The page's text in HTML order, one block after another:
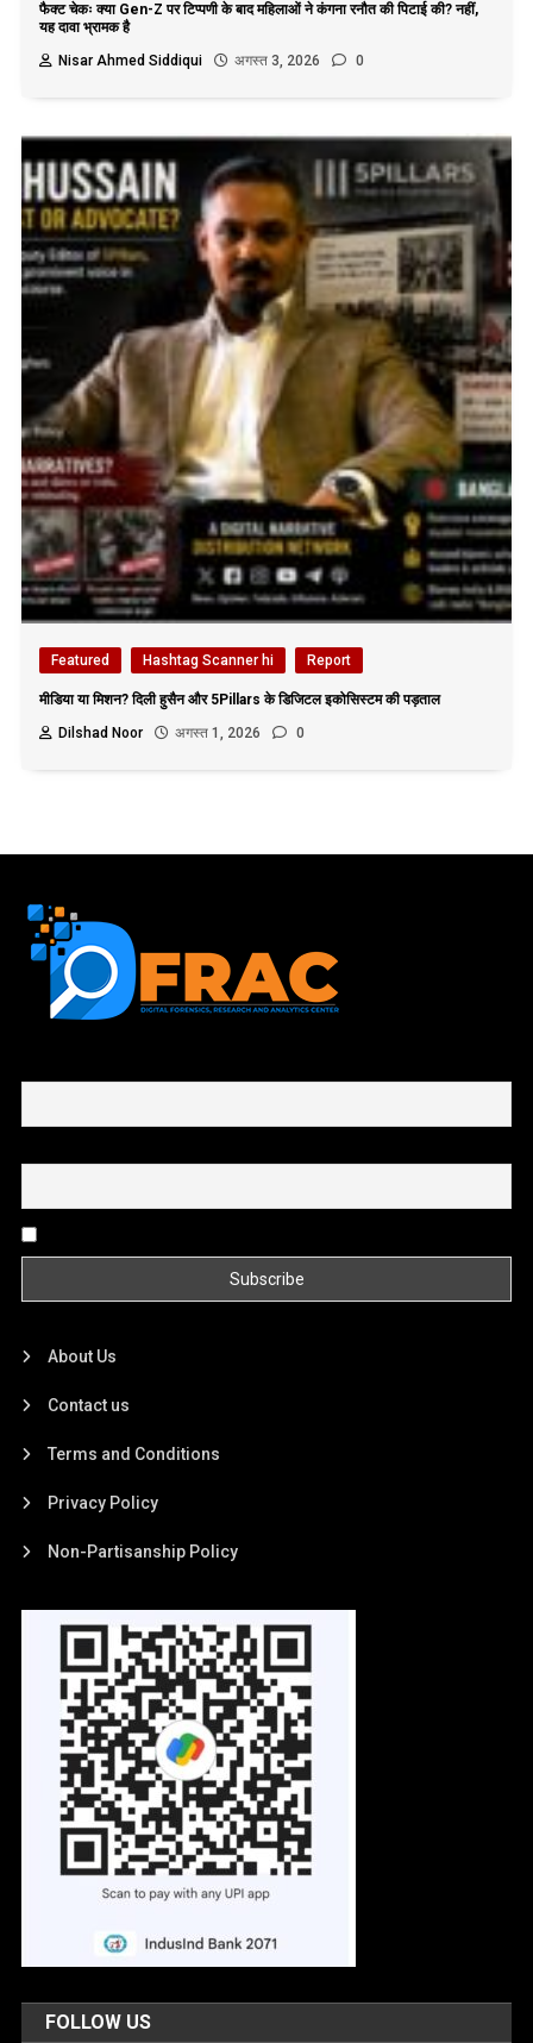
फैक्ट चेकः क्या Gen-Z पर टिप्पणी के बाद महिलाओं ने कंगना रनौत की पिटाई की? नहीं,
यह दावा भ्रामक है
Nisar Ahmed Siddiqui
अगस्त 3, 2026 0
Featured Hashtag Scanner hi Report
मीडिया या मिशन? दिली हुसैन और 5Pillars के डिजिटल इकोसिस्टम की पड़ताल
Dilshad Noor
अगस्त 1, 2026 0
About Us
Contact us
Terms and Conditions
Privacy Policy
Non-Partisanship Policy
FOLLOW US